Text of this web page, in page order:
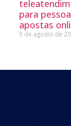
para
apostas
5 de agosto de